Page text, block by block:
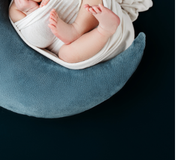
redakcija@gradskeinfo.rs
ПРАТИТЕ НАС